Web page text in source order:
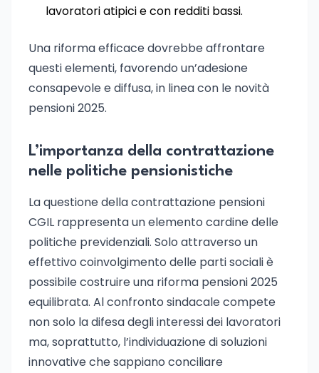
lavoratori atipici e con redditi bassi.
Una riforma efficace dovrebbe affrontare
questi elementi, favorendo un’adesione
consapevole e diffusa, in linea con le novità
pensioni 2025.
L’importanza della contrattazione
nelle politiche pensionistiche
La questione della contrattazione pensioni
CGIL rappresenta un elemento cardine delle
politiche previdenziali. Solo attraverso un
effettivo coinvolgimento delle parti sociali è
possibile costruire una riforma pensioni 2025
equilibrata. Al confronto sindacale compete
non solo la difesa degli interessi dei lavoratori
ma, soprattutto, l’individuazione di soluzioni
innovative che sappiano conciliare